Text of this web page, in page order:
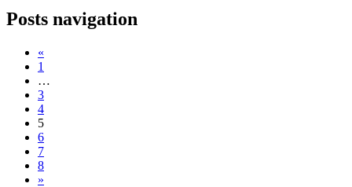
Posts navigation
«
1
…
3
4
5
6
7
8
»